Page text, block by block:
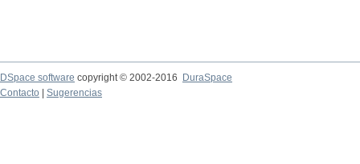
DSpace software copyright © 2002-2016
DuraSpace
Contacto
Sugerencias